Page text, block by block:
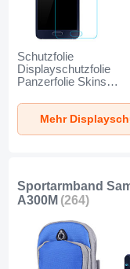
Schutzfolie
Displayschutzfolie
Panzerfolie Skins
Gehärtetes Glas
Glasfolie T02 für
Samsung Galaxy
Sportarmband
A300M (264)